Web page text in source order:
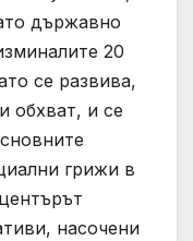
държавно
20
се развива,
обхват, и се
грижи в
насочени